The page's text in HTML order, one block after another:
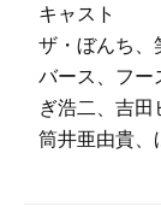
キャスト
ザ・ぼんち、
バース、フー
ぎ浩二、吉田
筒井亜由貴、